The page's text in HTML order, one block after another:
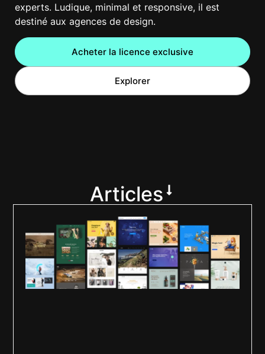
experts. Ludique, minimal et responsive, il est
destiné aux agences de design.
Acheter la licence exclusive
Explorer
Articles